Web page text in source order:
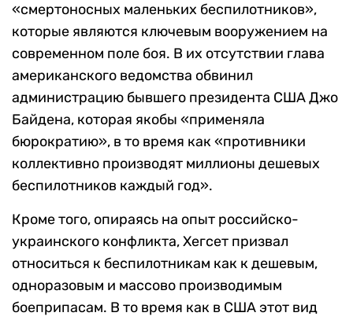
«смертоносных маленьких беспилотников»,
которые являются ключевым вооружением на
современном поле боя. В их отсутствии глава
американского ведомства обвинил
администрацию бывшего президента США Джо
Байдена, которая якобы «применяла
бюрократию», в то время как «противники
коллективно производят миллионы дешевых
беспилотников каждый год».
Кроме того, опираясь на опыт российско-
украинского конфликта, Хегсет призвал
относиться к беспилотникам как к дешевым,
одноразовым и массово производимым
боеприпасам. В то время как в США этот вид